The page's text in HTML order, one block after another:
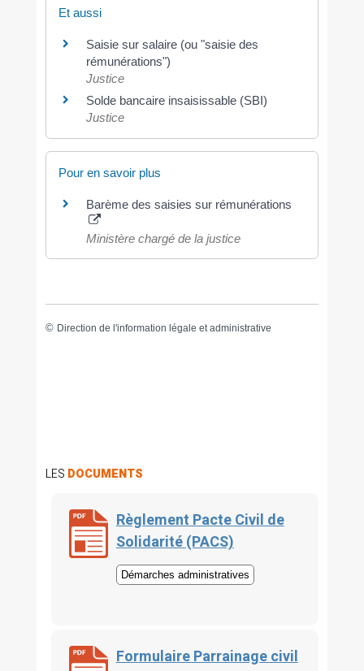
Et aussi
Saisie sur salaire (ou "saisie des
rémunérations")
Justice
Solde bancaire insaisissable (SBI)
Justice
Pour en savoir plus
Barème des saisies sur rémunérations
Ministère chargé de la justice
© Direction de l'information légale et administrative
LES DOCUMENTS
Règlement Pacte Civil de
Solidarité (PACS)
Démarches administratives
Formulaire Parrainage civil